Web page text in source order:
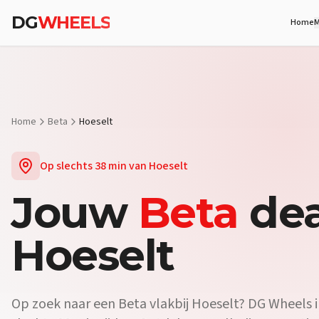
DGWHEELS Home
Home Beta Hoeselt
Op slechts38 minvan Hoeselt
Jouw Beta
Hoeselt
Op zoek naar een Betavlakbij Hoeselt? DG